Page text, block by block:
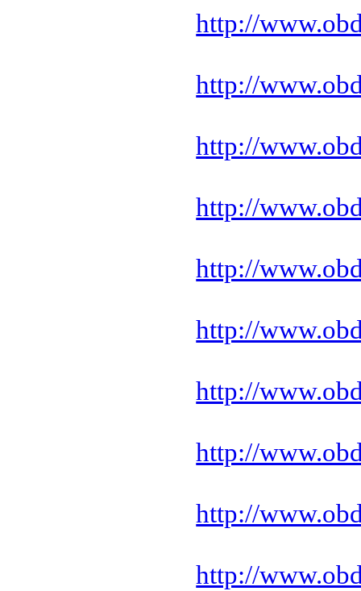
http://
http://
http://
http://
http://
http://
http://
http://
http://
http://